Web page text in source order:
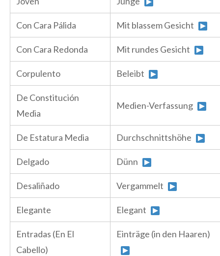
Con Cara Pálida Mit blassem Gesicht
Con Cara Redonda Mit rundes Gesicht
Corpulento Beleibt
De Constitución
Media
Medien-Verfassung
De Estatura Media Durchschnittshöhe
Delgado Dünn
Desaliñado Vergammelt
Elegante Elegant
Entradas (En El
Cabello)
Einträge (in den Haaren)